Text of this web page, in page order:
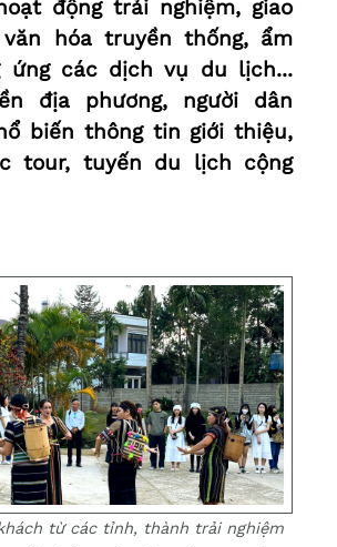
động trải nghiệm, giao
hóa truyền thống, ẩm
ứng các dịch vụ du lịch...
địa phương, người dân
biến thông tin giới thiệu,
tour, tuyến du lịch cộng
từ các tỉnh, thành trải nghiệm